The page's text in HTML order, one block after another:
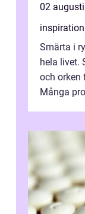
02
inspiration
Smärta i
hela livet.
och orken
Många